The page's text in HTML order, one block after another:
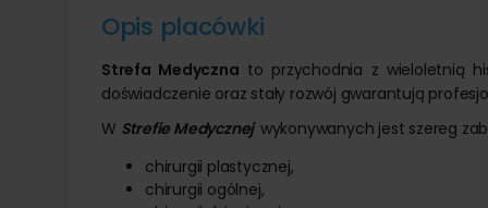
Opis placówki
Strefa Medyczna to przychodnia z wieloletnią
doświadczenie oraz stały rozwój gwarantują
W Strefie Medycznej wykonywanych jest szereg
chirurgii plastycznej,
chirurgii ogólnej,